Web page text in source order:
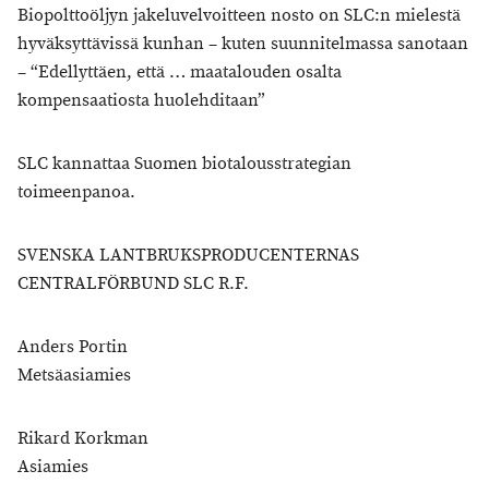
Biopolttoöljyn jakeluvelvoitteen nosto on SLC:n mielestä
hyväksyttävissä kunhan – kuten suunnitelmassa sanotaan
– “Edellyttäen, että … maatalouden osalta
kompensaatiosta huolehditaan”
SLC kannattaa Suomen biotalousstrategian
toimeenpanoa.
SVENSKA LANTBRUKSPRODUCENTERNAS
CENTRALFÖRBUND SLC R.F.
Anders Portin
Metsäasiamies
Rikard Korkman
Asiamies